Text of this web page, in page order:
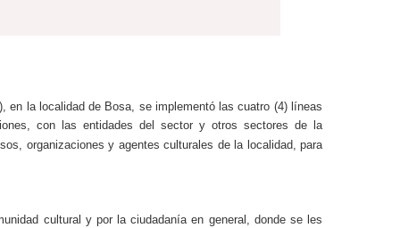
en la localidad de Bosa, se implementó las cuatro (4) líneas
, con las entidades del sector y otros sectores de la
organizaciones y agentes culturales de la localidad, para
cultural y por la ciudadanía en general, donde se les